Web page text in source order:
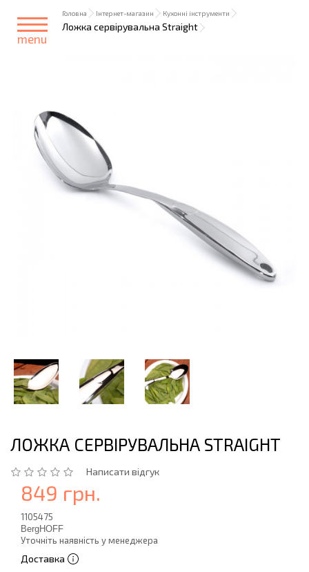
menu
Головна Інтернет-магазин Кухонні інструменти
Ложка сервірувальна Straight
ЛОЖКА СЕРВІРУВАЛЬНА STRAIGHT
Написати відгук
849 грн.
1105475
BergHOFF
Уточніть наявність у менеджера
Доставка